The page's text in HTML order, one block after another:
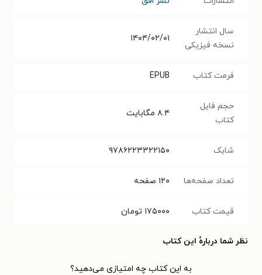
سال انتشار
نسخه فیزیکی
۱۴۰۴/۰۲/۰۱
فرمت کتاب EPUB
حجم فایل
کتاب
۸.۴ مگابایت
شابک ۹۷۸۶۲۲۳۳۲۲۱۵۰
تعداد صفحه‌ها ۱۲۰ صفحه
قیمت کتاب ۱۷۵۰۰۰ تومان
نظر شما دربارهٔ این کتاب
به این کتاب چه امتیازی می‌دهید؟